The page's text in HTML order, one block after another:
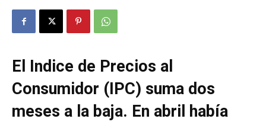
El Indice de Precios al
Consumidor (IPC) suma dos
meses a la baja. En abril había